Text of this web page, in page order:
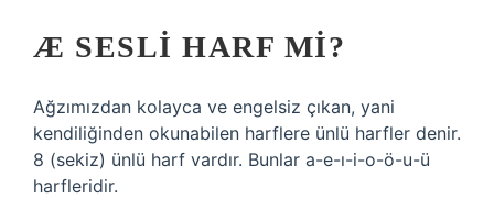
Æ SESLI HARF MI?
Ağzımızdan kolayca ve engelsiz çıkan, yani
kendiliğinden okunabilen harflere ünlü harfler denir.
8 (sekiz) ünlü harf vardır. Bunlar a-e-ı-i-o-ö-u-ü
harfleridir.